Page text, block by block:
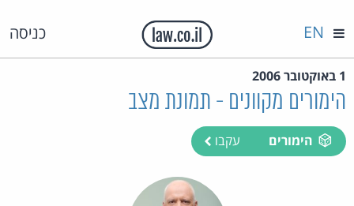
כניסה EN
1 באוקטובר 2006
הימורים מקוונים - תמונת מצב
הימורים עקבו